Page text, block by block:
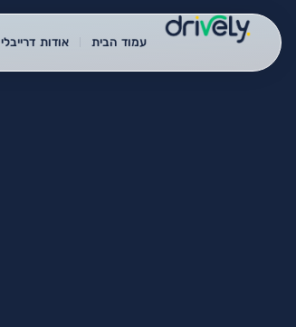
עמוד הבית אודות דרייבלי